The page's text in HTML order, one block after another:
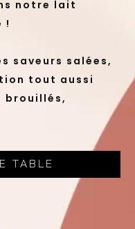
notre lait
!
saveurs salées,
tout aussi
brouillés,
TABLE